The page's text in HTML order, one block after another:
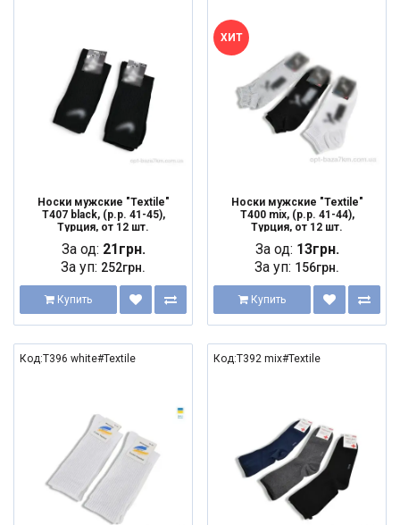
Носки мужские "Textile"
T407 black, (р.р. 41-45),
Турция, от 12 шт.
За од: 21грн.
За уп: 252грн.
Купить
ХИТ
Носки мужские "Textile"
T400 mix, (р.р. 41-44),
Турция, от 12 шт.
За од: 13грн.
За уп: 156грн.
Купить
Код:T396 white#Textile Код:T392 mix#Textile